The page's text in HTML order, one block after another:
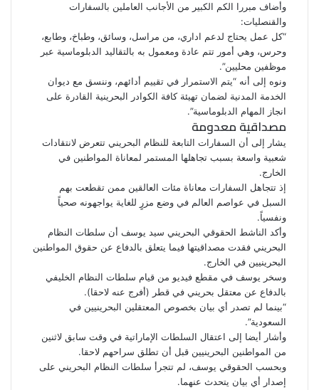
وأضاف مبررا الكم الكبير من الأجانب العاملين بالسفارات
والقنصليات:
“كل عمل يحتاج لدعم اداري، من مراسل، وسائق، وطباخ، وطابع،
وحرس، وهي أمور تتم عادة ومعمول به بالتقاليد الدبلوماسية عبر
موظفين محليين”.
ونوه إلى أنه “يتم الاستمرار في تقييم أدائهم، وننسق مع ديوان
الخدمة المدنية لضمان تهيئة كافة الكوادر البحرينية القادرة على
انجاز المهام الدبلوماسية”.
مصداقية معدومة
يشار إلى أن السفارات التابعة للنظام البحريني تتعرض لانتقادات
شعبية واسعة بسبب تجاهلها المستمر لمعاناة المواطنين في
الخارج.
إذ تتجاهل السفارات معاناة مئات العالقين ممن تقطعت بهم
السبل في عواصم العالم في وضع مزرٍ للغاية يواجهونه صحياً
ونفسياً.
وأكد الناشط الحقوقي البحريني سيد يوسف أن سلطات النظام
البحريني فقدت مصداقيتها فيما يتعلق بالدفاع عن حقوق المواطنين
البحرينيين في الخارج.
وسخر يوسف في مقطع فيديو من قيام سلطات النظام الخليفي
بالدفاع عن معتقل بحريني في قطر (أفرج عنه لاحقا).
“بينما لم تصدر أي بيان بخصوص المعتقلين البحرينيين في
السعودية”.
وأشار أيضا إلى اعتقال السلطات الإماراتية في وقت سابق لاثنين
من المواطنين البحرينيين قبل أن تطلق سراحهم لاحقا.
وبحسب الحقوقي يوسف، لم تتجرأ سلطات النظام البحريني على
إصدار أي بيان يتحدث عنهما.